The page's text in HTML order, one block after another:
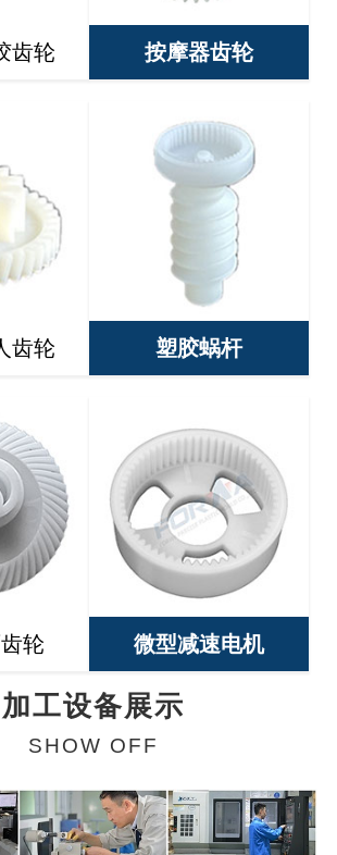
齿轮 按摩器齿轮
齿轮 塑胶蜗杆
轮 微型减速电机
加工设备展示
SHOW OFF